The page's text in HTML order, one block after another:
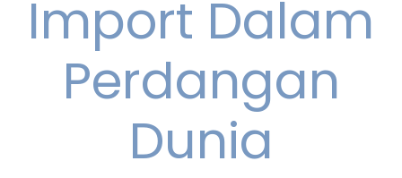
Import Dalam
Perdangan
Dunia